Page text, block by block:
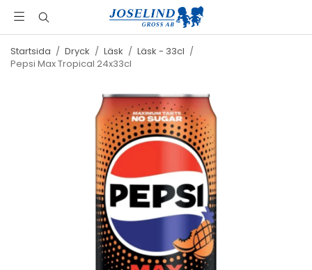
Startsida / Dryck / Läsk / Läsk - 33cl /
Pepsi Max Tropical 24x33cl